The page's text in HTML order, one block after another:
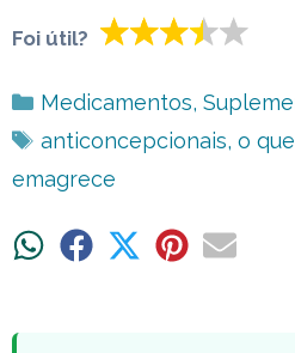
Foi útil?
Categorias
Medicamentos,
Tags
anticoncepcionais, o
emagrece
ShareShare ShareShareShare